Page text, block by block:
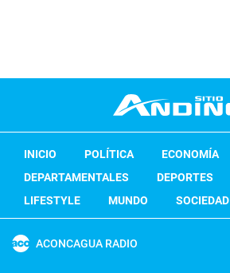
INICIO POLÍTICA ECONOMÍA
DEPARTAMENTALES
DEPORTES
LIFESTYLE
MUNDO SOCIEDAD
ACONCAGUA RADIO